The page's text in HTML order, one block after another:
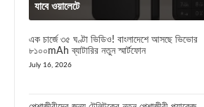
যাবে ওয়ালেটে
এক চার্জে ৩৫ ঘণ্টা ভিডিও! বাংলাদেশে আসছে ভিভোর
৮১০০mAh ব্যাটারির নতুন স্মার্টফোন
July 16, 2026